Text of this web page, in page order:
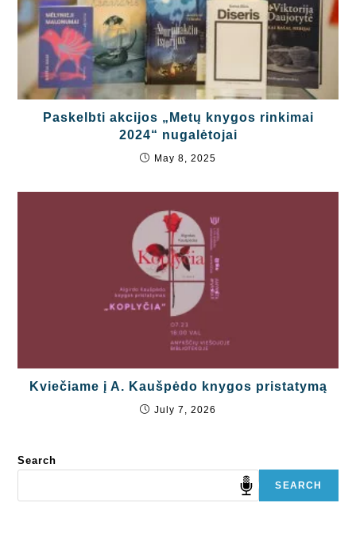
Paskelbti akcijos „Metų knygos rinkimai
2024“ nugalėtojai
May 8, 2025
Kviečiame į A. Kaušpėdo knygos pristatymą
July 7, 2026
Search
SEARCH